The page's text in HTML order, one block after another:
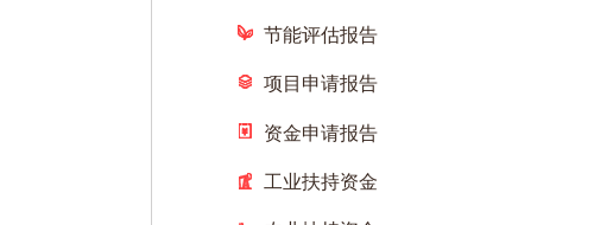
节能评估报告
项目申请报告
资金申请报告
工业扶持资金